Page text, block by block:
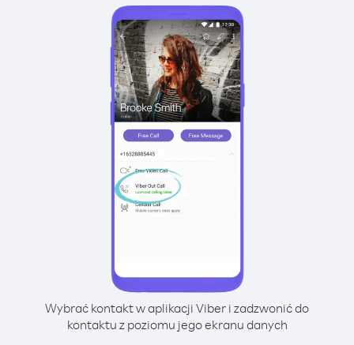
Wybrać kontakt w aplikacji Viber i zadzwonić do
kontaktu z poziomu jego ekranu danych